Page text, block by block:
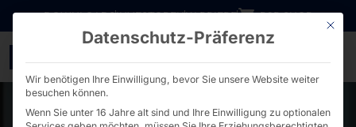
Direkt zum Inhalt wechseln
DOWNLOADSINVESTORENKARRIERE B2B SHOP
Mit
Datenschutz-Präferenz
Wir benötigen Ihre Einwilligung, bevor Sie unsere Website weiter
besuchen können.
Wenn Sie unter 16 Jahre alt sind und Ihre Einwilligung zu optionalen